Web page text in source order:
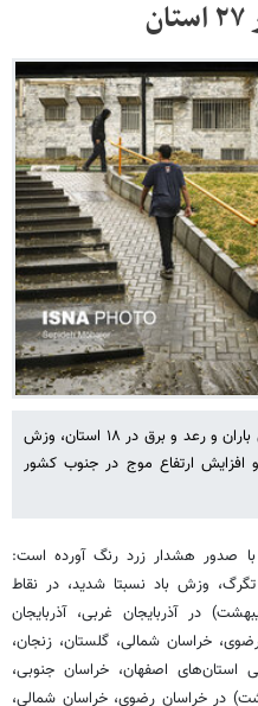
سازمان هواشناسی کشور نسبت به بارش باران و رعد و برق در ۱۸ استان، وزش
تا شدید در ۲۷ استان و افزایش ارتفاع موج در جنوب کشور
با صدور هشدار زرد رنگ آورده است:
وزش باد نسبتا شدید، در نقاط
با گردوخاک چهارشنبه (۲۳ اردیبهشت) در آذربایجان غربی، آذربایجان
خراسان شمالی، گلستان، زنجان،
استان‌های اصفهان، خراسان جنوبی،
و پنج‌شنبه (۲۴ اردیبهشت) در خراسان رضوی، خراسان شمالی،